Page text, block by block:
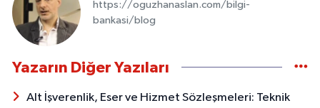
https://oguzhanaslan.com/bilgi-
bankasi/blog
Yazarın Diğer Yazıları
Alt İşverenlik, Eser ve Hizmet Sözleşmeleri: Teknik